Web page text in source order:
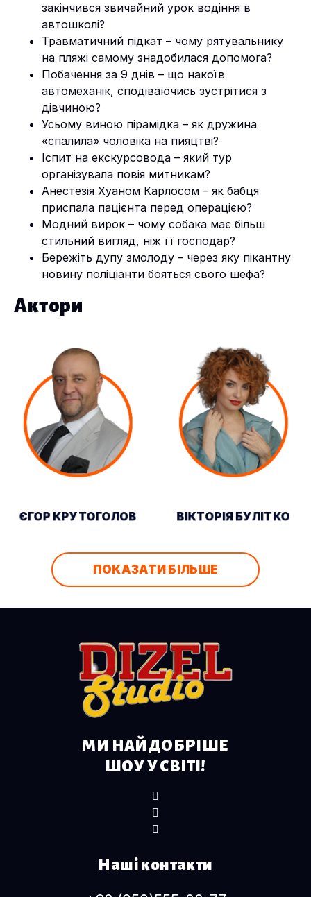
закінчився звичайний урок водіння в
автошколі?
Травматичний підкат – чому рятувальнику
на пляжі самому знадобилася допомога?
Побачення за 9 днів – що накоїв
автомеханік, сподіваючись зустрітися з
дівчиною?
Усьому виною пірамідка – як дружина
«спалила» чоловіка на пияцтві?
Іспит на екскурсовода – який тур
організувала повія митникам?
Анестезія Хуаном Карлосом – як бабця
приспала пацієнта перед операцією?
Модний вирок – чому собака має більш
стильний вигляд, ніж її господар?
Бережіть дупу змолоду – через яку пікантну
новину поліціанти бояться свого шефа?
Актори
ЄГОР КРУТОГОЛОВ ВІКТОРІЯ БУЛІТКО
ПОКАЗАТИ БІЛЬШЕ
МИ НАЙДОБРІШЕ
ШОУ У СВІТІ!
Наші контакти